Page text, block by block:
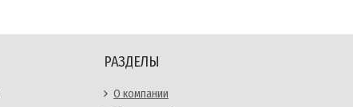
РАЗДЕЛЫ
О компании